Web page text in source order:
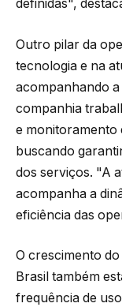
definidas",
Outro pilar da
tecnologia e na
acompanhando
companhia
e monitoramento
buscando
dos serviços. "A
acompanha a
eficiência das
O crescimento
Brasil também
frequência de